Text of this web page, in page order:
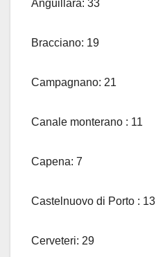
Anguillara: 33
Bracciano: 19
Campagnano: 21
Canale monterano : 11
Capena: 7
Castelnuovo di Porto : 13
Cerveteri: 29